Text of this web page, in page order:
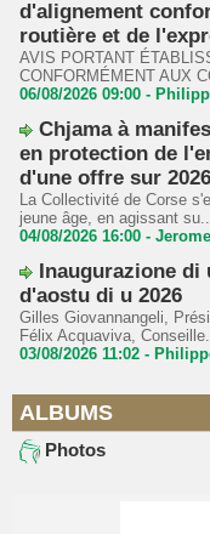
d'alignement
routière et de
AVIS PORTANT
CONFORMÉMENT AUX
06/08/2026 09:00 -
Chjama à
en protection de
d'une offre sur
La Collectivité de Corse
jeune âge, en agissant
04/08/2026 16:00 -
Inaugurazione
d'aostu di u 2026
Gilles Giovannangeli,
Félix Acquaviva,
03/08/2026 11:02 -
ALBUMS
Photos